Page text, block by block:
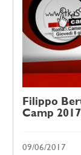
Filippo
Camp
09/06/2017